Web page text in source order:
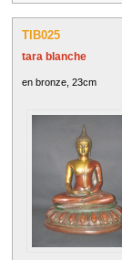
TIB025
tara blanche
en bronze, 23cm